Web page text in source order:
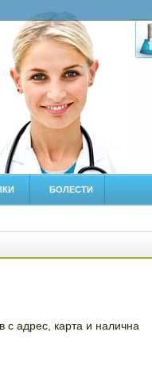
БОЛЕСТИ
адрес, карта и налична